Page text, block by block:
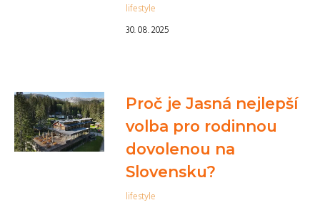
lifestyle
30. 08. 2025
Proč je Jasná nejlepší
volba pro rodinnou
dovolenou na
Slovensku?
lifestyle